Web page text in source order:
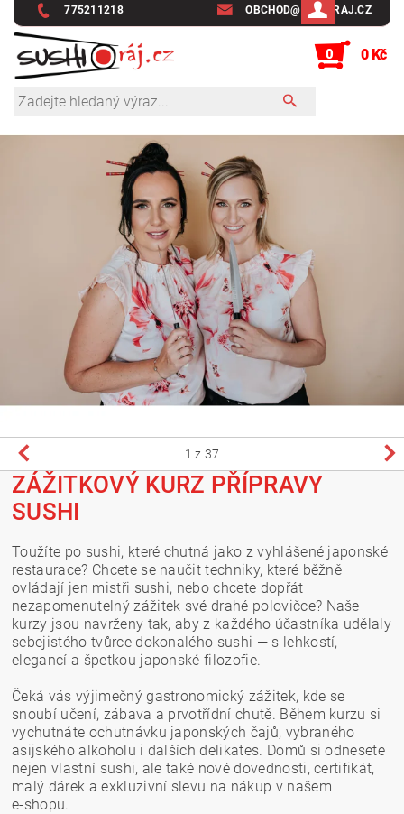
775211218 OBCHOD@SUSHIRAJ.CZ
0 0 Kč
1 z 37
ZÁŽITKOVÝ KURZ PŘÍPRAVY
SUSHI
Toužíte po sushi, které chutná jako z vyhlášené japonské
restaurace? Chcete se naučit techniky, které běžně
ovládají jen mistři sushi, nebo chcete dopřát
nezapomenutelný zážitek své drahé polovičce? Naše
kurzy jsou navrženy tak, aby z každého účastníka udělaly
sebejistého tvůrce dokonalého sushi — s lehkostí,
elegancí a špetkou japonské filozofie.
Čeká vás výjimečný gastronomický zážitek, kde se
snoubí učení, zábava a prvotřídní chutě. Během kurzu si
vychutnáte ochutnávku japonských čajů, vybraného
asijského alkoholu i dalších delikates. Domů si odnesete
nejen vlastní sushi, ale také nové dovednosti, certifikát,
malý dárek a exkluzivní slevu na nákup v našem
e‑shopu.